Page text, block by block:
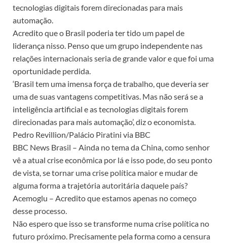
tecnologias digitais forem direcionadas para mais
automação.
Acredito que o Brasil poderia ter tido um papel de
liderança nisso. Penso que um grupo independente nas
relações internacionais seria de grande valor e que foi uma
oportunidade perdida.
‘Brasil tem uma imensa força de trabalho, que deveria ser
uma de suas vantagens competitivas. Mas não será se a
inteligência artificial e as tecnologias digitais forem
direcionadas para mais automação’, diz o economista.
Pedro Revillion/Palácio Piratini via BBC
BBC News Brasil – Ainda no tema da China, como senhor
vê a atual crise econômica por lá e isso pode, do seu ponto
de vista, se tornar uma crise política maior e mudar de
alguma forma a trajetória autoritária daquele país?
Acemoglu – Acredito que estamos apenas no começo
desse processo.
Não espero que isso se transforme numa crise política no
futuro próximo. Precisamente pela forma como a censura